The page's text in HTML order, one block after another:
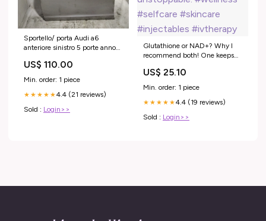
Sportello/ porta Audi a6
anteriore sinistro 5 porte anno
US$ 110.00
Min. order: 1 piece
★★★★★4.4 (21 reviews)
Sold : Login>>
Glutathione or NAD+? Why I
recommend both! One keeps
you going. Together =
unstoppable. #wellness
#selfcare #skincare
#injectables #ivtherapy
US$ 25.10
Min. order: 1 piece
★★★★★4.4 (19 reviews)
Sold : Login>>